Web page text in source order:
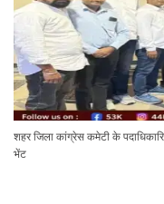
शहर जिला कांग्रेस कमेटी के
भेंट